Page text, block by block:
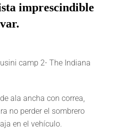
imprescindible
de ala ancha con correa,
no perder el sombrero
en el vehículo.